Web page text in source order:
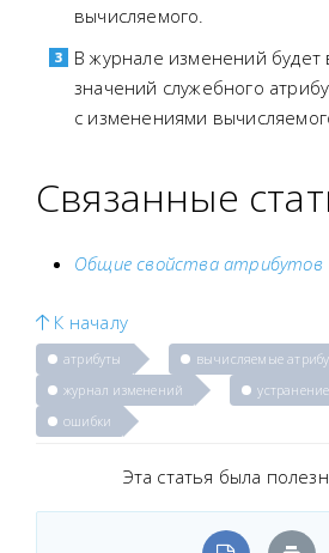
вычисляемого.
В журнале изменений будет
значений служебного
с изменениями
Связанные
Общие свойства атрибутов
К началу
атрибуты
вычисляемые
журнал изменений
ошибки
Эта статья была